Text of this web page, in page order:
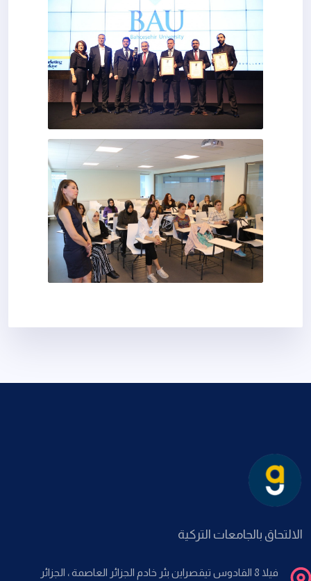
الالتحاق بالجامعات التركية
فيلا 8 القادوس تيقصراين بئر خادم الجزائر العاصمة ، الجزائر